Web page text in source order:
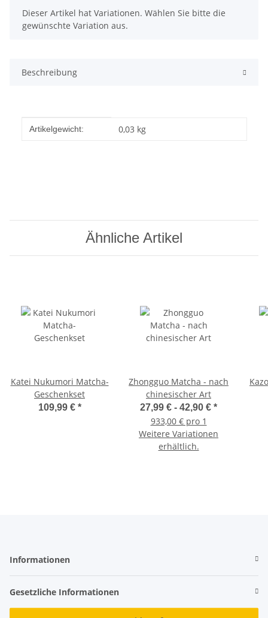
x
Dieser Artikel hat Variationen. Wählen Sie bitte die
gewünschte Variation aus.
Beschreibung
Produkteigenschaft
Wert
Artikelgewicht: 0,03 kg
Ähnliche Artikel
Katei Nukumori Matcha-
Geschenkset
109,99 € *
Zhongguo Matcha - nach
chinesischer Art
27,99 € - 42,90 € *
933,00 € pro 1
Weitere Variationen
erhältlich.
Informationen
Gesetzliche Informationen